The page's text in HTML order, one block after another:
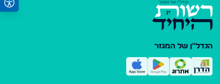
הנדל"ן של המגזר